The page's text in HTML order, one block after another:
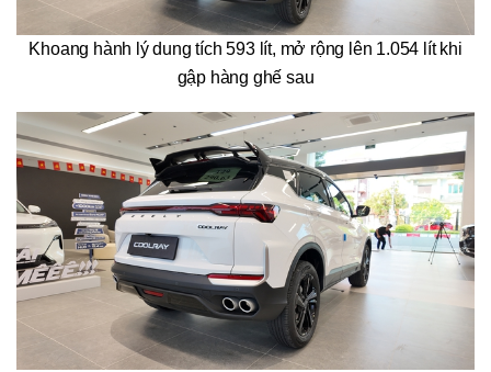
Khoang hành lý dung tích 593 lít, mở rộng lên 1.054 lít khi
gập hàng ghế sau